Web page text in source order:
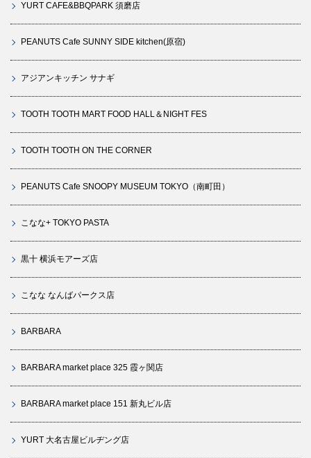
YURT CAFE&BBQPARK 須磨店
PEANUTS Cafe SUNNY SIDE kitchen(原宿)
アジアンキッチン サナギ
TOOTH TOOTH MART FOOD HALL＆NIGHT FES
TOOTH TOOTH ON THE CORNER
PEANUTS Cafe SNOOPY MUSEUM TOKYO（南町田）
こなな+ TOKYO PASTA
黒十 横浜モアーズ店
こなな なんばパークス店
BARBARA
BARBARA market place 325 霞ヶ関店
BARBARA market place 151 新丸ビル店
YURT 大名古屋ビルヂング店